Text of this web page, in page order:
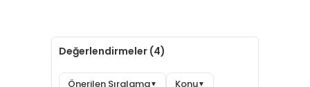
Değerlendirmeler (4)
Önerilen Sıralama▼ Konu▼